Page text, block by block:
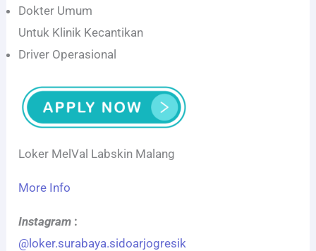
Dokter Umum
Untuk Klinik Kecantikan
Driver Operasional
Loker MelVal Labskin Malang
More Info
Instagram :
@loker.surabaya.sidoarjogresik